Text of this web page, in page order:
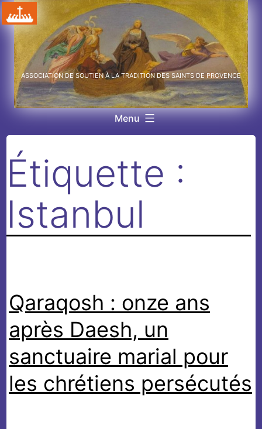
Aller
au
contenu
ASSOCIATION DE SOUTIEN À LA TRADITION DES SAINTS DE PROVENCE
Menu
Étiquette :
Istanbul
Qaraqosh : onze ans
après Daesh, un
sanctuaire marial pour
les chrétiens persécutés